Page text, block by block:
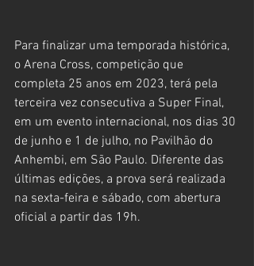
Para finalizar uma temporada histórica,
o Arena Cross, competição que
completa 25 anos em 2023, terá pela
terceira vez consecutiva a Super Final,
em um evento internacional, nos dias 30
de junho e 1 de julho, no Pavilhão do
Anhembi, em São Paulo. Diferente das
últimas edições, a prova será realizada
na sexta-feira e sábado, com abertura
oficial a partir das 19h.